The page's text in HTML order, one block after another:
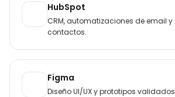
HubSpot
CRM, automatizaciones de email
contactos.
Figma
Diseño UI/UX y prototipos